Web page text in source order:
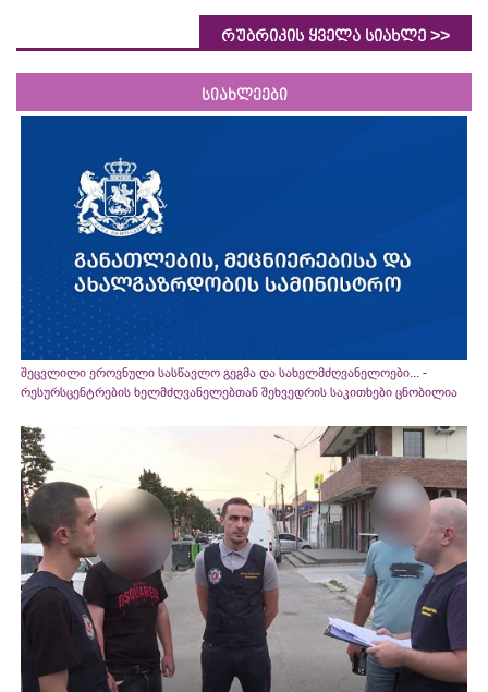
რუბრიკის ყველა სიახლე >>
სიახლეები
შეცვლილი ეროვნული სასწავლო გეგმა და სახელმძღვანელოები... -
რესურსცენტრების ხელმძღვანელებთან შეხვედრის საკითხები ცნობილია